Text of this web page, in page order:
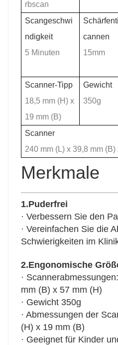
rbscan
Scangeschwi
ndigkeit
5 Minuten
cannen
15mm
Scanner-Tipp
18,5 mm (H) x
19 mm (B)
Gewicht
350g
Scanner
240 mm (L) x 39,8 mm (B)
Merkmale
1.Puderfrei
· Verbessern Sie den
· Vereinfachen Sie die
Schwierigkeiten im
2.Engonomische
·
mm (B) x 57 mm (H)
· Gewicht 350g
· Abmessungen der
(H) x 19 mm (B)
· Geeignet für Kinder